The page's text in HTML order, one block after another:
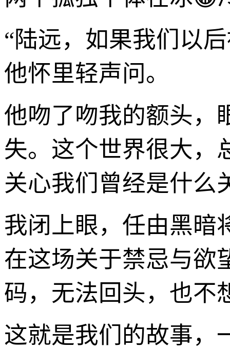
“陆远，如果我们以
他怀里轻声问。
他吻了吻我的额头，
失。这个世界很大，
关心我们曾经是什么
我闭上眼，任由黑暗
在这场关于禁忌与欲
码，无法回头，也不
这就是我们的故事，